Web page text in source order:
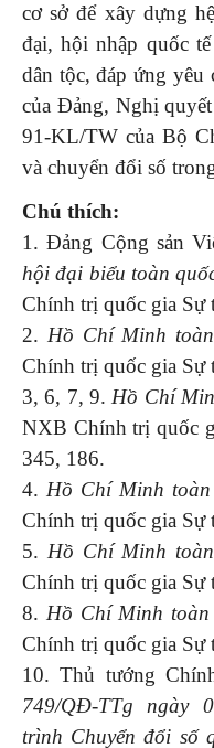
cơ sở để xây dựng
đại, hội nhập quốc
dân tộc, đáp ứng
của Đảng, Nghị
91-KL/TW của Bộ
và chuyển đổi số
Chú thích:
1. Đảng Cộng sản
hội đại biểu toàn
Chính trị quốc gia Sự
2. Hồ Chí Minh
Chính trị quốc gia Sự
3, 6, 7, 9. Hồ Chí
NXB Chính trị quốc
345, 186.
4. Hồ Chí Minh
Chính trị quốc gia Sự
5. Hồ Chí Minh
Chính trị quốc gia Sự
8. Hồ Chí Minh toàn
Chính trị quốc gia Sự
10. Thủ tướng
749/QĐ-TTg ngày
trình Chuyển đổi số